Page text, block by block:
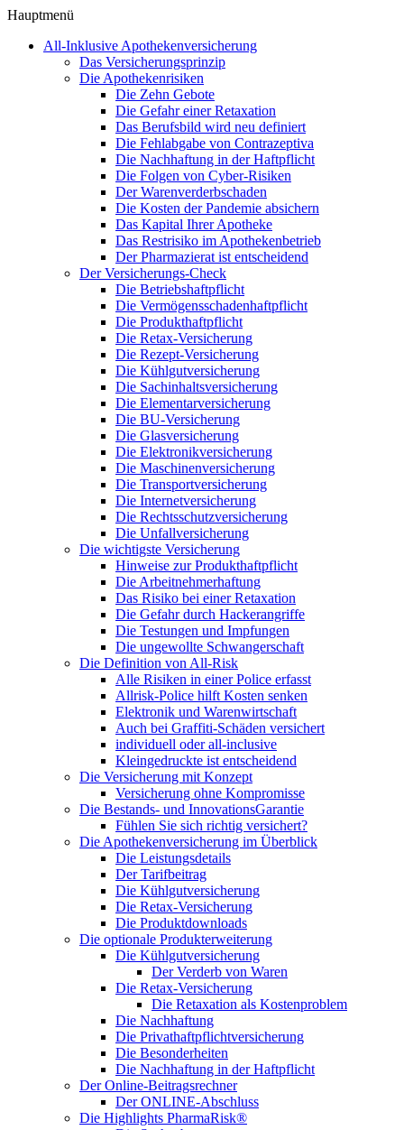
Hauptmenü
All-Inklusive Apothekenversicherung
Das Versicherungsprinzip
Die Apothekenrisiken
Die Zehn Gebote
Die Gefahr einer Retaxation
Das Berufsbild wird neu definiert
Die Fehlabgabe von Contrazeptiva
Die Nachhaftung in der Haftpflicht
Die Folgen von Cyber-Risiken
Der Warenverderbschaden
Die Kosten der Pandemie absichern
Das Kapital Ihrer Apotheke
Das Restrisiko im Apothekenbetrieb
Der Pharmazierat ist entscheidend
Der Versicherungs-Check
Die Betriebshaftpflicht
Die Vermögensschadenhaftpflicht
Die Produkthaftpflicht
Die Retax-Versicherung
Die Rezept-Versicherung
Die Kühlgutversicherung
Die Sachinhaltsversicherung
Die Elementarversicherung
Die BU-Versicherung
Die Glasversicherung
Die Elektronikversicherung
Die Maschinenversicherung
Die Transportversicherung
Die Internetversicherung
Die Rechtsschutzversicherung
Die Unfallversicherung
Die wichtigste Versicherung
Hinweise zur Produkthaftpflicht
Die Arbeitnehmerhaftung
Das Risiko bei einer Retaxation
Die Gefahr durch Hackerangriffe
Die Testungen und Impfungen
Die ungewollte Schwangerschaft
Die Definition von All-Risk
Alle Risiken in einer Police erfasst
Allrisk-Police hilft Kosten senken
Elektronik und Warenwirtschaft
Auch bei Graffiti-Schäden versichert
individuell oder all-inclusive
Kleingedruckte ist entscheidend
Die Versicherung mit Konzept
Versicherung ohne Kompromisse
Die Bestands- und InnovationsGarantie
Fühlen Sie sich richtig versichert?
Die Apothekenversicherung im Überblick
Die Leistungsdetails
Der Tarifbeitrag
Die Kühlgutversicherung
Die Retax-Versicherung
Die Produktdownloads
Die optionale Produkterweiterung
Die Kühlgutversicherung
Der Verderb von Waren
Die Retax-Versicherung
Die Retaxation als Kostenproblem
Die Nachhaftung
Die Privathaftpflichtversicherung
Die Besonderheiten
Die Nachhaftung in der Haftpflicht
Der Online-Beitragsrechner
Der ONLINE-Abschluss
Die Highlights PharmaRisk®